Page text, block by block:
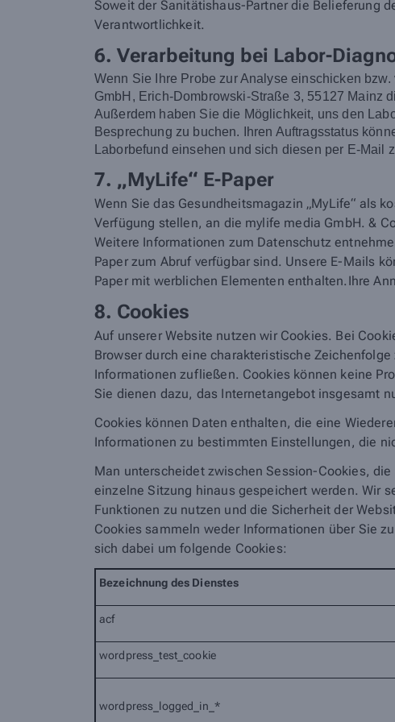
Soweit der Sanitätishaus-Partner die Belieferung
Verantwortlichkeit.
6. Verarbeitung bei Labor-
Wenn Sie Ihre Probe zur Analyse einschicken
GmbH, Erich-Dombrowski-Straße 3, 55127 Mainz
Außerdem haben Sie die Möglichkeit, uns den
Besprechung zu buchen. Ihren Auftragsstatus
Laborbefund einsehen und sich diesen per E-Mail
7. „MyLife“ E-Paper
Wenn Sie das Gesundheitsmagazin „MyLife“ als
Verfügung stellen, an die mylife media GmbH. &
Weitere Informationen zum Datenschutz
Paper zum Abruf verfügbar sind. Unsere E-Mails
Paper mit werblichen Elementen enthalten.Ihre
8. Cookies
Auf unserer Website nutzen wir Cookies. Bei
Browser durch eine charakteristische
Informationen zufließen. Cookies können keine
Sie dienen dazu, das Internetangebot insgesamt
Cookies können Daten enthalten, die eine
Informationen zu bestimmten Einstellungen, die
Man unterscheidet zwischen Session-Cookies,
einzelne Sitzung hinaus gespeichert werden. Wir
Funktionen zu nutzen und die Sicherheit der
Cookies sammeln weder Informationen über Sie
sich dabei um folgende Cookies:
Bezeichnung des Dienstes
acf
wordpress_test_cookie
wordpress_logged_in_*